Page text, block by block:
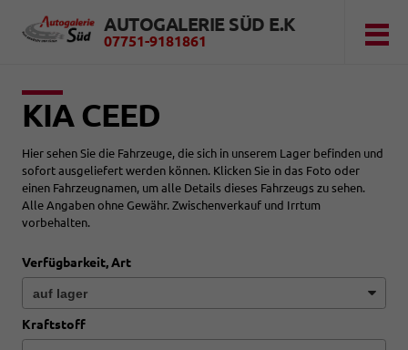
AUTOGALERIE SÜD E.K
07751-9181861
KIA CEED
Hier sehen Sie die Fahrzeuge, die sich in unserem Lager befinden und
sofort ausgeliefert werden können. Klicken Sie in das Foto oder
einen Fahrzeugnamen, um alle Details dieses Fahrzeugs zu sehen.
Alle Angaben ohne Gewähr. Zwischenverkauf und Irrtum
vorbehalten.
Verfügbarkeit, Art
Kraftstoff